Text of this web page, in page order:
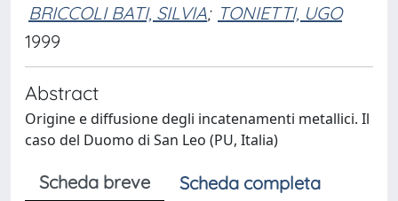
BRICCOLI BATI, SILVIA; TONIETTI, UGO
1999
Abstract
Origine e diffusione degli incatenamenti metallici. Il
caso del Duomo di San Leo (PU, Italia)
Scheda breve
Scheda completa